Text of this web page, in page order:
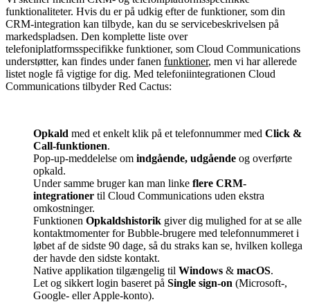
funktionaliteter. Hvis du er på udkig efter de funktioner, som din
CRM-integration kan tilbyde, kan du se servicebeskrivelsen på
markedspladsen. Den komplette liste over
telefoniplatformsspecifikke funktioner, som Cloud Communications
understøtter, kan findes under fanen funktioner, men vi har allerede
listet nogle få vigtige for dig. Med telefoniintegrationen Cloud
Communications tilbyder Red Cactus:
Opkald med et enkelt klik på et telefonnummer med Click &
Call-funktionen.
Pop-up-meddelelse om indgående, udgående og overførte
opkald.
Under samme bruger kan man linke flere CRM-
integrationer til Cloud Communications uden ekstra
omkostninger.
Funktionen Opkaldshistorik giver dig mulighed for at se alle
kontaktmomenter for Bubble-brugere med telefonnummeret i
løbet af de sidste 90 dage, så du straks kan se, hvilken kollega
der havde den sidste kontakt.
Native applikation tilgængelig til Windows & macOS.
Let og sikkert login baseret på Single sign-on (Microsoft-,
Google- eller Apple-konto).